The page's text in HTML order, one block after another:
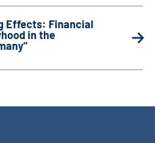
Effects: Financial
in the